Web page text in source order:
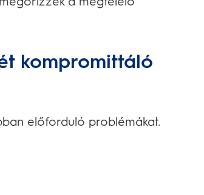
kompromittáló
előforduló problémákat.